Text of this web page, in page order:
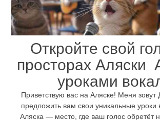
Откройте свой
просторах Аляски
уроками
Приветствую вас на Аляске! Меня
предложить вам свои уникальные уроки
Аляска — место, где ваш голос обретёт